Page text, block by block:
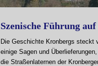
Szenische Führung
Die Geschichte Kronbergs steckt
einige Sagen und
die Straßenlaternen der